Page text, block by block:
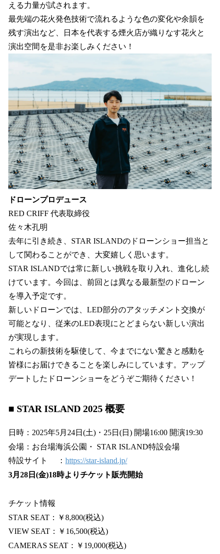
える力量が試されます。
最先端の花火発色技術で流れるような色の変化や余韻を
残す演出など、日本を代表する煙火店が織りなす花火と
演出空間を是非お楽しみください！
ドローンプロデュース
RED CRIFF 代表取締役
佐々木孔明
去年に引き続き、STAR ISLANDのドローンショー担当と
して関わることができ、大変嬉しく思います。
STAR ISLANDでは常に新しい挑戦を取り入れ、進化し続
けています。今回は、前回とは異なる最新型のドローン
を導入予定です。
新しいドローンでは、LED部分のアタッチメント交換が
可能となり、従来のLED表現にとどまらない新しい演出
が実現します。
これらの新技術を駆使して、今までにない驚きと感動を
皆様にお届けできることを楽しみにしています。アップ
デートしたドローンショーをどうぞご期待ください！
■ STAR ISLAND 2025 概要
日時：2025年5⽉24⽇(土)・25⽇(日) 開場16:00 開演19:30
会場：お台場海浜公園・ STAR ISLAND特設会場
特設サイト ： https://star-island.jp/
3月28日(金)18時よりチケット販売開始
チケット情報
STAR SEAT：￥8,800(税込)
VIEW SEAT：￥16,500(税込)
CAMERAS SEAT：￥19,000(税込)